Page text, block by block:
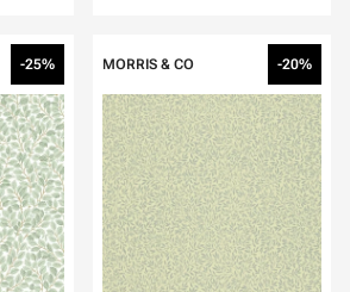
-25% MORRIS & CO -20%